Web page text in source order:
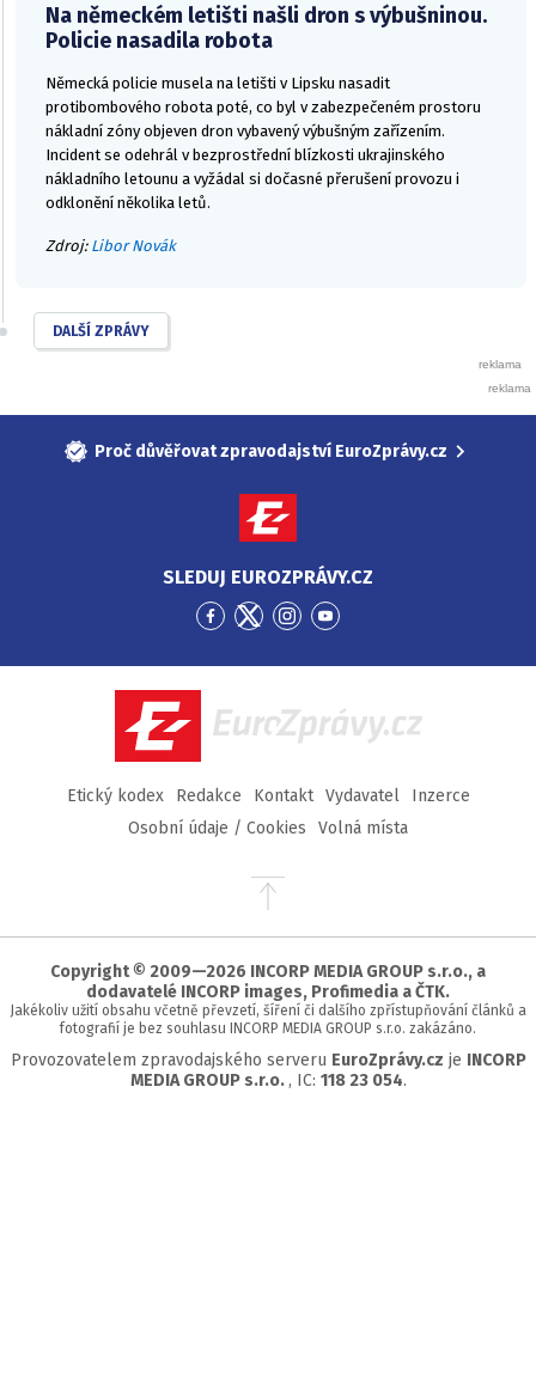
Na německém letišti našli dron s výbušninou.
Policie nasadila robota
Německá policie musela na letišti v Lipsku nasadit
protibombového robota poté, co byl v zabezpečeném prostoru
nákladní zóny objeven dron vybavený výbušným zařízením.
Incident se odehrál v bezprostřední blízkosti ukrajinského
nákladního letounu a vyžádal si dočasné přerušení provozu i
odklonění několika letů.
Zdroj: Libor Novák
DALŠÍ ZPRÁVY
Proč důvěřovat zpravodajství EuroZprávy.cz
SLEDUJ EUROZPRÁVY.CZ
Přejít
Facebook
Přejít
Twitter
Přejít
Instagram
Přejít
YouTube
EuroZprávy.cz
Etický kodex Redakce Kontakt Vydavatel
Inzerce
Osobní údaje / Cookies
Volná místa
Přejít
stránky
Copyright © 2009—2026 INCORP MEDIA GROUP s.r.o., a
dodavatelé INCORP images, Profimedia a ČTK.
Jakékoliv užití obsahu včetně převzetí, šíření či dalšího zpřístupňování článků a
fotografií je bez souhlasu INCORP MEDIA GROUP s.r.o. zakázáno.
Provozovatelem zpravodajského serveru EuroZprávy.cz je INCORP
MEDIA GROUP s.r.o. , IC: 118 23 054.